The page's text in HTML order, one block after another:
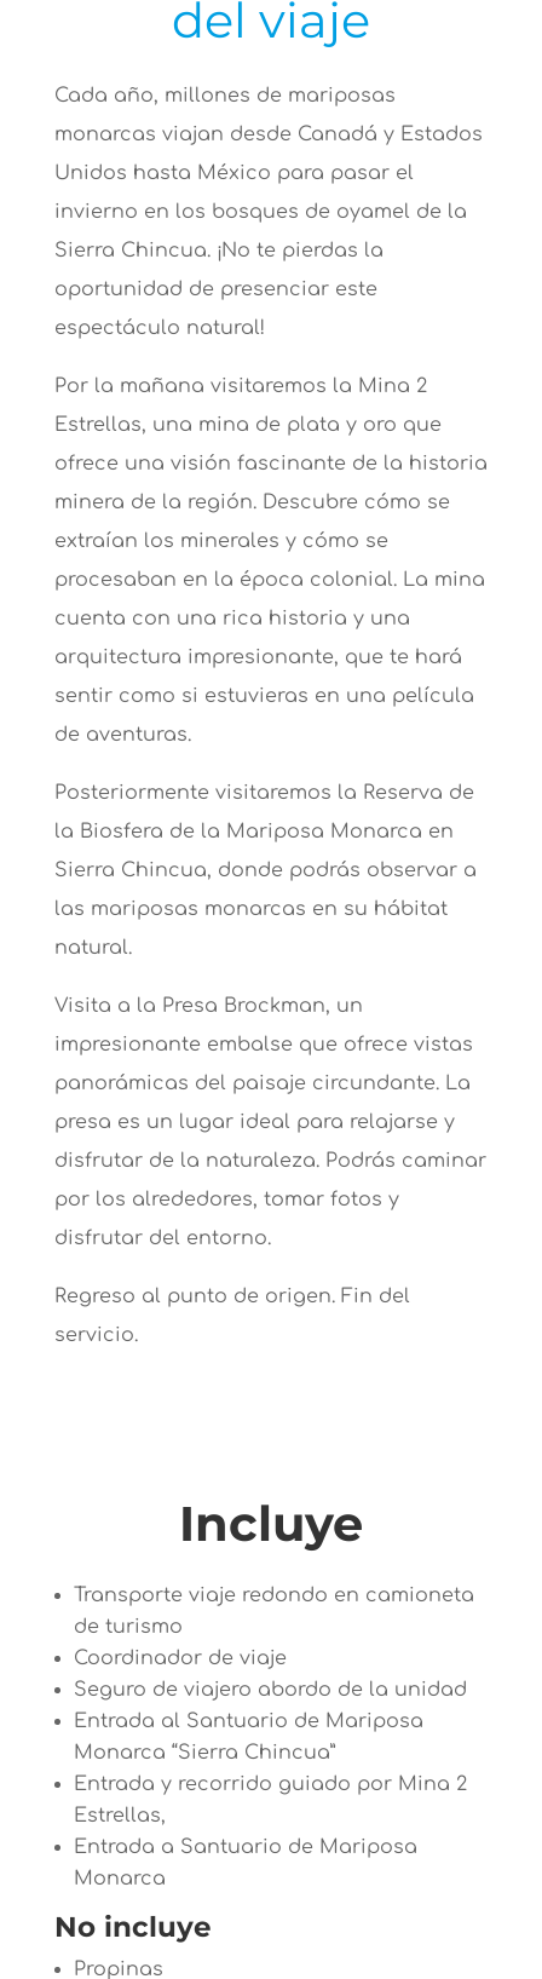
del viaje
Cada año, millones de mariposas
monarcas viajan desde Canadá y Estados
Unidos hasta México para pasar el
invierno en los bosques de oyamel de la
Sierra Chincua. ¡No te pierdas la
oportunidad de presenciar este
espectáculo natural!
Por la mañana visitaremos la Mina 2
Estrellas, una mina de plata y oro que
ofrece una visión fascinante de la historia
minera de la región. Descubre cómo se
extraían los minerales y cómo se
procesaban en la época colonial. La mina
cuenta con una rica historia y una
arquitectura impresionante, que te hará
sentir como si estuvieras en una película
de aventuras.
Posteriormente visitaremos la Reserva de
la Biosfera de la Mariposa Monarca en
Sierra Chincua, donde podrás observar a
las mariposas monarcas en su hábitat
natural.
Visita a la Presa Brockman, un
impresionante embalse que ofrece vistas
panorámicas del paisaje circundante. La
presa es un lugar ideal para relajarse y
disfrutar de la naturaleza. Podrás caminar
por los alrededores, tomar fotos y
disfrutar del entorno.
Regreso al punto de origen. Fin del
servicio.
Incluye
Transporte viaje redondo en camioneta
de turismo
Coordinador de viaje
Seguro de viajero abordo de la unidad
Entrada al Santuario de Mariposa
Monarca “Sierra Chincua”
Entrada y recorrido guiado por Mina 2
Estrellas,
Entrada a Santuario de Mariposa
Monarca
No incluye
Propinas